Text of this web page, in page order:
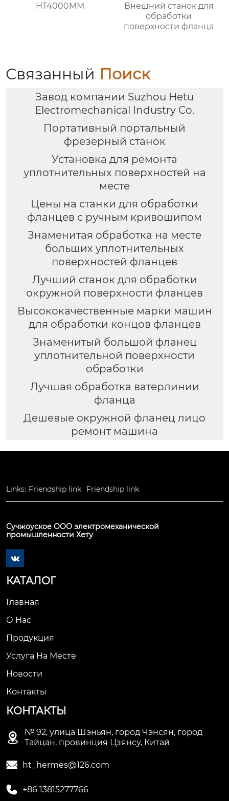
HT4000MM
Внешний станок для
обработки
поверхности фланца
Связанный Поиск
Завод компании Suzhou Hetu
Electromechanical Industry Co.
Портативный портальный
фрезерный станок
Установка для ремонта
уплотнительных поверхностей на
месте
Цены на станки для обработки
фланцев с ручным кривошипом
Знаменитая обработка на месте
больших уплотнительных
поверхностей фланцев
Лучший станок для обработки
окружной поверхности фланцев
Высококачественные марки машин
для обработки концов фланцев
Знаменитый большой фланец
уплотнительной поверхности
обработки
Лучшая обработка ватерлинии
фланца
Дешевые окружной фланец лицо
ремонт машина
Links: Friendship link Friendship link
Сучжоуское ООО электромеханической
промышленности Хету

КАТАЛОГ
Главная
О Нас
Продукция
Услуга На Месте
Новости
Контакты
КОНТАКТЫ

№ 92, улица Шэньян, город Чэнсян, город
Тайцан, провинция Цзянсу, Китай
 ht_hermes@126.com
 +86 13815277766